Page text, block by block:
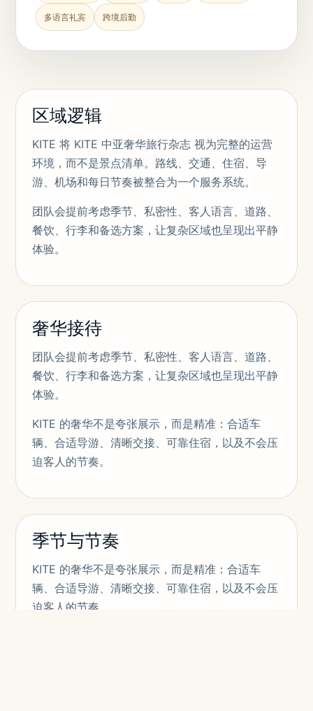
多语言礼宾 跨境后勤
区域逻辑
KITE 将 KITE 中亚奢华旅行杂志 视为完整的运营
环境，而不是景点清单。路线、交通、住宿、导
游、机场和每日节奏被整合为一个服务系统。
团队会提前考虑季节、私密性、客人语言、道路、
餐饮、行李和备选方案，让复杂区域也呈现出平静
体验。
奢华接待
团队会提前考虑季节、私密性、客人语言、道路、
餐饮、行李和备选方案，让复杂区域也呈现出平静
体验。
KITE 的奢华不是夸张展示，而是精准：合适车
辆、合适导游、清晰交接、可靠住宿，以及不会压
迫客人的节奏。
季节与节奏
KITE 的奢华不是夸张展示，而是精准：合适车
辆、合适导游、清晰交接、可靠住宿，以及不会压
迫客人的节奏。